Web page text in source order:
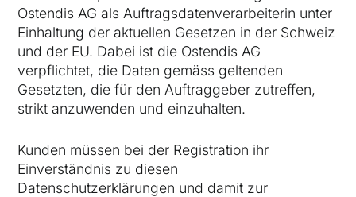
Ostendis AG als Auftragsdatenverarbeiterin unter
Einhaltung der aktuellen Gesetzen in der Schweiz
und der EU. Dabei ist die Ostendis AG
verpflichtet, die Daten gemäss geltenden
Gesetzten, die für den Auftraggeber zutreffen,
strikt anzuwenden und einzuhalten.
Kunden müssen bei der Registration ihr
Einverständnis zu diesen
Datenschutzerklärungen und damit zur